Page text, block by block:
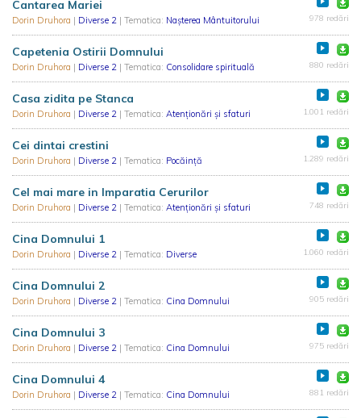
Cantarea Mariei
Dorin Druhora | Diverse 2 | Tematica: Nașterea Mântuitorului 978 redări
Capetenia Ostirii Domnului
Dorin Druhora | Diverse 2 | Tematica: Consolidare spirituală 880 redări
Casa zidita pe Stanca
Dorin Druhora | Diverse 2 | Tematica: Atenționări și sfaturi 1.001 redări
Cei dintai crestini
Dorin Druhora | Diverse 2 | Tematica: Pocăință 1.289 redări
Cel mai mare in Imparatia Cerurilor
Dorin Druhora | Diverse 2 | Tematica: Atenționări și sfaturi 748 redări
Cina Domnului 1
Dorin Druhora | Diverse 2 | Tematica: Diverse 1.060 redări
Cina Domnului 2
Dorin Druhora | Diverse 2 | Tematica: Cina Domnului 905 redări
Cina Domnului 3
Dorin Druhora | Diverse 2 | Tematica: Cina Domnului 975 redări
Cina Domnului 4
Dorin Druhora | Diverse 2 | Tematica: Cina Domnului 881 redări